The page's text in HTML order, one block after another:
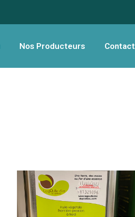
Nos Producteurs Contact